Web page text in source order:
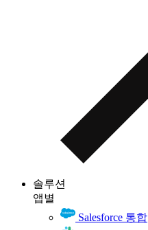
솔루션
앱별
Salesforce 통합